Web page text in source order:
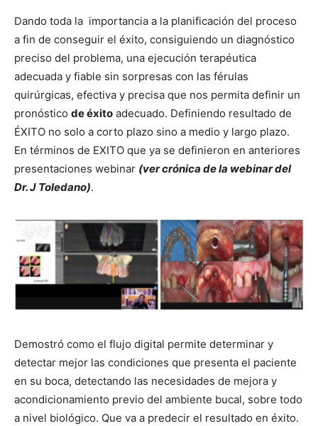
Dando toda la importancia a la planificación del proceso
a fin de conseguir el éxito, consiguiendo un diagnóstico
preciso del problema, una ejecución terapéutica
adecuada y fiable sin sorpresas con las férulas
quirúrgicas, efectiva y precisa que nos permita definir un
pronóstico de éxito adecuado. Definiendo resultado de
ÉXITO no solo a corto plazo sino a medio y largo plazo.
En términos de EXITO que ya se definieron en anteriores
presentaciones webinar (ver crónica de la webinar del
Dr. J Toledano).
Demostró como el flujo digital permite determinar y
detectar mejor las condiciones que presenta el paciente
en su boca, detectando las necesidades de mejora y
acondicionamiento previo del ambiente bucal, sobre todo
a nivel biológico. Que va a predecir el resultado en éxito.